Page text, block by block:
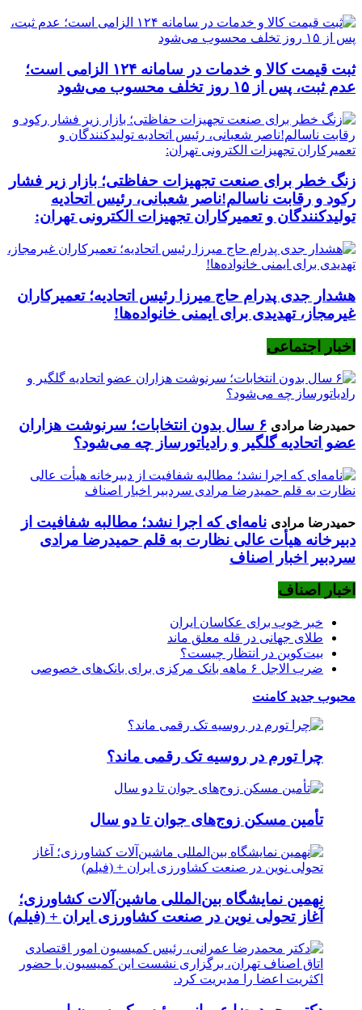
ثبت قیمت کالا و خدمات در سامانه ۱۲۴ الزامی است؛
عدم ثبت، پس از ۱۵ روز تخلف محسوب می‌شود
زنگ خطر برای صنعت تجهیزات حفاظتی؛ بازار زیر فشار
رکود و رقابت ناسالم!ناصر شعبانی، رئیس اتحادیه
تولیدکنندگان و تعمیرکاران تجهیزات الکترونی تهران:
هشدار جدی پدرام حاج میرزا رئیس اتحادیه؛ تعمیرکاران
غیرمجاز، تهدیدی برای ایمنی خانواده‌ها!
اخبار اجتماعی
حمیدرضا مرادی
۶ سال بدون انتخابات؛ سرنوشت هزاران
عضو اتحادیه گلگیر و رادیاتورساز چه می‌شود؟
حمیدرضا مرادی نامه‌ای که اجرا نشد؛ مطالبه شفافیت از
دبیرخانه هیأت عالی نظارت به قلم حمیدرضا مرادی
سردبیر اخبار اصناف
اخبار اصناف
خبر خوب برای عکاسان ایران
طلای جهانی در قله معلق ماند
بیت‌کوین در انتظار چیست؟
ضرب الاجل ۶ ماهه بانک مرکزی برای بانک‌های خصوصی
محبوب جدیدکامنت
چرا تورم در روسیه تک رقمی ماند؟
تأمین مسکن زوج‌های جوان تا دو سال
نهمین نمایشگاه بین‌المللی ماشین‌آلات کشاورزی؛
آغاز تحولی نوین در صنعت کشاورزی ایران + (فیلم)